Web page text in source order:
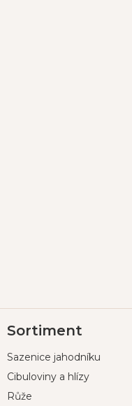
á
a
Sortiment
Sazenice jahodníku
Cibuloviny a hlízy
Růže